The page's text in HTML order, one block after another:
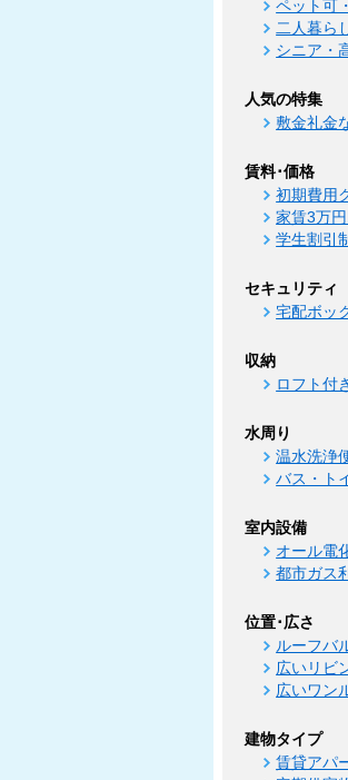
ペット可
二人暮ら
シニア・
人気の特集
敷金礼金
賃料･価格
初期費用
家賃3万
学生割引
セキュリティ
宅配ボッ
収納
ロフト付
水周り
温水洗浄
バス・ト
室内設備
オール電
都市ガス
位置･広さ
ルーフバ
広いリビ
広いワン
建物タイプ
賃貸アパ